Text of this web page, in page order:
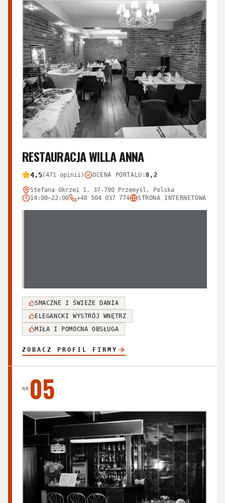
RESTAURACJA WILLA ANNA
4,5(471 opinii) OCENA PORTALU :8,2
Stefana Okrzei 1, 37-700 Przemyśl, Polska
14:00–22:00
+48 504 037 774 STRONA INTERNETOWA
SMACZNE I ŚWIEŻE DANIA
ELEGANCKI WYSTRÓJ WNĘTRZ
MIŁA I POMOCNA OBSŁUGA
ZOBACZ PROFIL FIRMY
NR 05